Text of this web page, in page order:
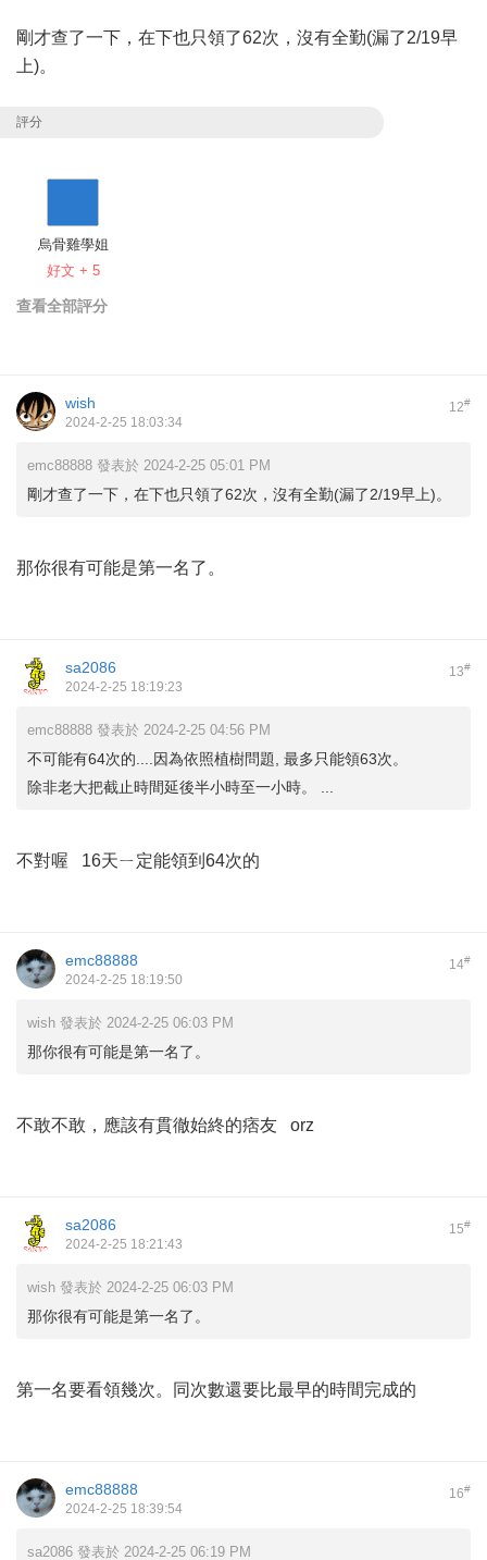
剛才查了一下，在下也只領了62次，沒有全勤(漏了2/19早
上)。
評分
烏骨雞學姐
好文 + 5
查看全部評分
12#
wish
2024-2-25 18:03:34
emc88888 發表於 2024-2-25 05:01 PM
剛才查了一下，在下也只領了62次，沒有全勤(漏了2/19早上)。
那你很有可能是第一名了。
13#
sa2086
2024-2-25 18:19:23
emc88888 發表於 2024-2-25 04:56 PM
不可能有64次的....因為依照植樹問題, 最多只能領63次。
除非老大把截止時間延後半小時至一小時。 ...
不對喔 16天ㄧ定能領到64次的
14#
emc88888
2024-2-25 18:19:50
wish 發表於 2024-2-25 06:03 PM
那你很有可能是第一名了。
不敢不敢，應該有貫徹始終的痞友 orz
15#
sa2086
2024-2-25 18:21:43
wish 發表於 2024-2-25 06:03 PM
那你很有可能是第一名了。
第一名要看領幾次。同次數還要比最早的時間完成的
16#
emc88888
2024-2-25 18:39:54
sa2086 發表於 2024-2-25 06:19 PM